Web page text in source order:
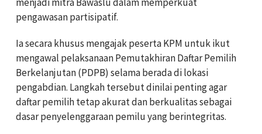
pengawasan partisipatif.
Ia secara khusus mengajak peserta KPM untuk ikut
mengawal pelaksanaan Pemutakhiran Daftar Pemilih
Berkelanjutan (PDPB) selama berada di lokasi
pengabdian. Langkah tersebut dinilai penting agar
daftar pemilih tetap akurat dan berkualitas sebagai
dasar penyelenggaraan pemilu yang berintegritas.